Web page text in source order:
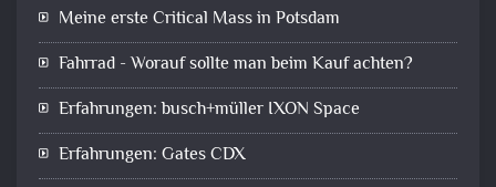
Meine erste Critical Mass in Potsdam
Fahrrad - Worauf sollte man beim Kauf achten?
Erfahrungen: busch+müller IXON Space
Erfahrungen: Gates CDX